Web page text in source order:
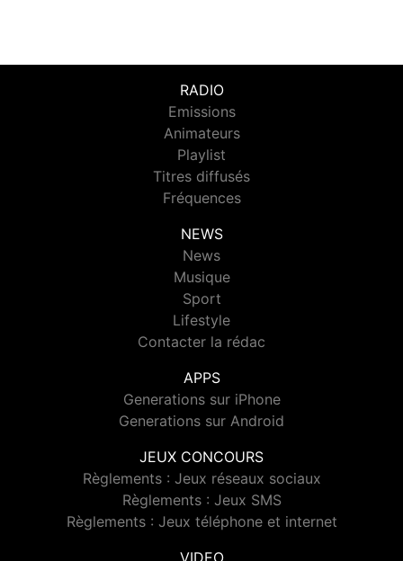
RADIO
Emissions
Animateurs
Playlist
Titres diffusés
Fréquences
NEWS
News
Musique
Sport
Lifestyle
Contacter la rédac
APPS
Generations sur iPhone
Generations sur Android
JEUX CONCOURS
Règlements : Jeux réseaux sociaux
Règlements : Jeux SMS
Règlements : Jeux téléphone et internet